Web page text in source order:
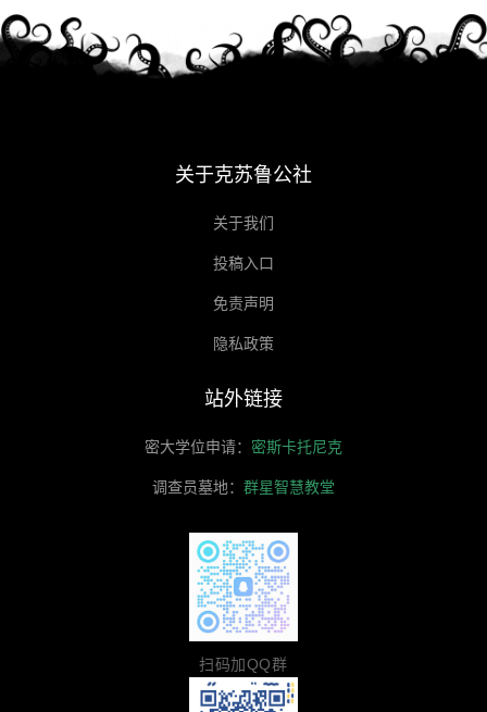
关于克苏鲁公社
关于我们
投稿入口
免责声明
隐私政策
站外链接
密大学位申请： 密斯卡托尼克
调查员墓地： 群星智慧教堂
扫码加QQ群